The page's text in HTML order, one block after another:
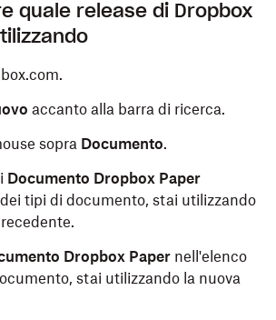
quale release di Dropbox
accanto alla barra di ricerca.
sopra Documento.
Documento Dropbox Paper
tipi di documento, stai utilizzando
Dropbox Paper nell'elenco
stai utilizzando la nuova